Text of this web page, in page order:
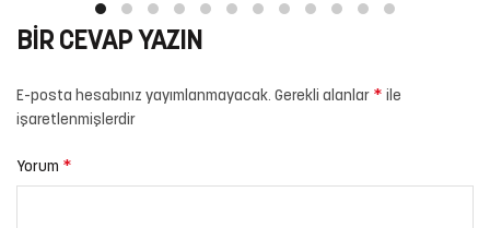
BIR CEVAP YAZIN
E-posta hesabınız yayımlanmayacak. Gerekli alanlar * ile
işaretlenmişlerdir
Yorum *